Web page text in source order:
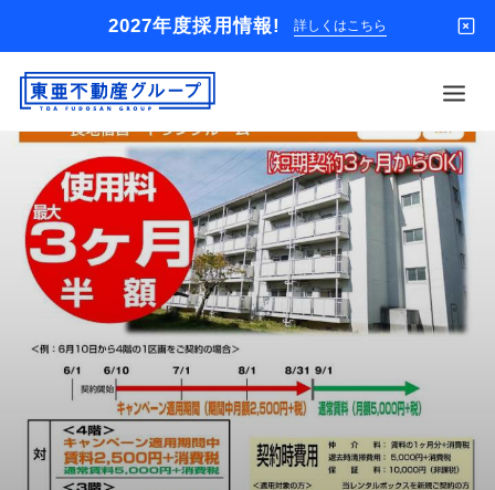
2027年度採用情報! 詳しくはこちら
借りる
買う
店舗
オーナー様
入居者様専用
解約のお申込み
企業情報
お問い合わせ